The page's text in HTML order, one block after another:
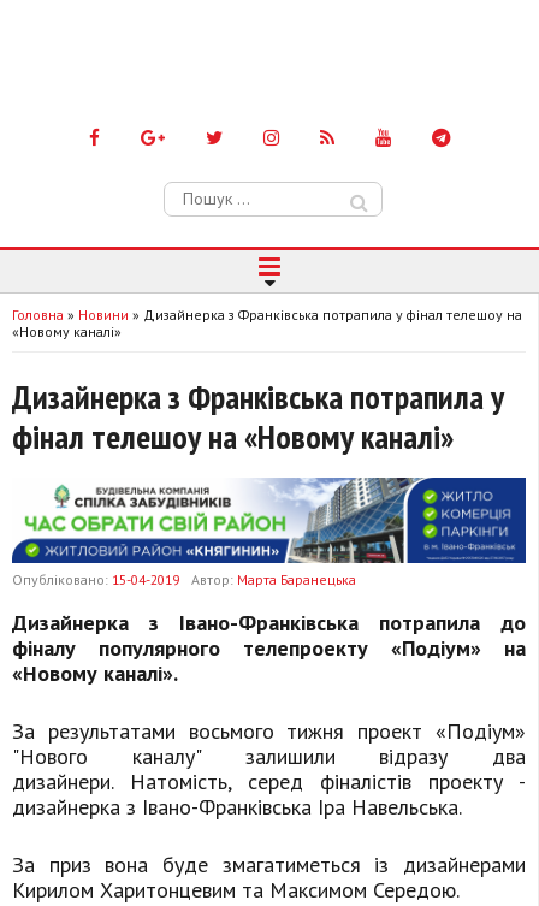
Пошук:
Головна » Новини » Дизайнерка з Франківська потрапила у фінал телешоу на
«Новому каналі»
Дизайнерка з Франківська потрапила у
фінал телешоу на «Новому каналі»
Опубліковано: 15-04-2019 Автор: Марта Баранецька
Дизайнерка з Івано-Франківська потрапила до
фіналу популярного телепроекту «Подіум» на
«Новому каналі».
За результатами восьмого тижня проект «Подіум»
"Нового каналу" залишили відразу два
дизайнери. Натомість, серед фіналістів проекту -
дизайнерка з Івано-Франківська Іра Навельська.
За приз вона буде змагатиметься із дизайнерами
Кирилом Харитонцевим та Максимом Середою.